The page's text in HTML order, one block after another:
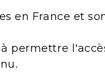
en France et
permettre